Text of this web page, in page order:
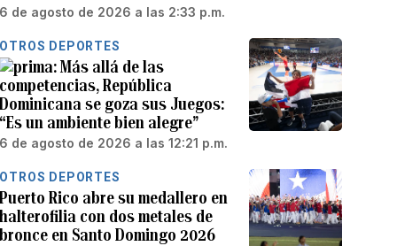
6 de agosto de 2026 a las 2:33 p.m.
OTROS DEPORTES
Más allá de las
competencias, República
Dominicana se goza sus Juegos:
“Es un ambiente bien alegre”
6 de agosto de 2026 a las 12:21 p.m.
OTROS DEPORTES
Puerto Rico abre su medallero en
halterofilia con dos metales de
bronce en Santo Domingo 2026